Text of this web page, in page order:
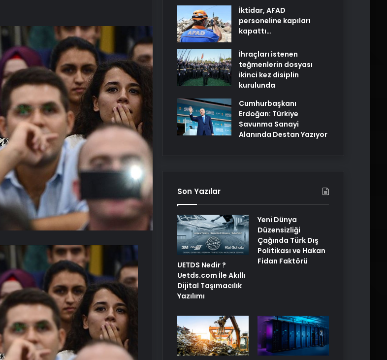
İktidar, AFAD
personeline kapıları
kapattı…
İhraçları istenen
teğmenlerin dosyası
ikinci kez disiplin
kurulunda
Cumhurbaşkanı
Erdoğan: Türkiye
Savunma Sanayi
Alanında Destan Yazıyor
Son Yazılar
UETDS Nedir ?
Uetds.com İle Akıllı
Dijital Taşımacılık
Yazılımı
Yeni Dünya
Düzensizliği
Çağında Türk Dış
Politikası ve Hakan
Fidan Faktörü